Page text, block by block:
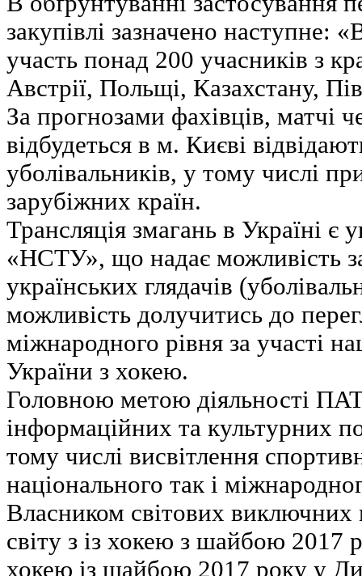
закупівлі зазначено наступне:
участь понад 200 учасників з
Австрії, Польщі, Казахстану,
За прогнозами фахівців, матчі
відбудеться в м. Києві
уболівальників, у тому числі
зарубіжних країн.
Трансляція змагань в Україні
«НСТУ», що надає можливість
українських глядачів
можливість долучитись до
міжнародного рівня за участі
України з хокею.
Головною метою діяльності
інформаційних та культурних
тому числі висвітлення
національного так і
Власником світових виключних
світу з із хокею з шайбою 2017
хокею із шайбою 2017 року у